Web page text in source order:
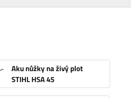
Aku nůžky na živý plot
STIHL HSA 45